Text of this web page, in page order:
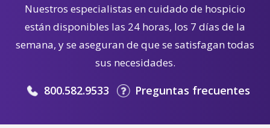
Nuestros especialistas en cuidado de hospicio
están disponibles las 24 horas, los 7 días de la
semana, y se aseguran de que se satisfagan todas
sus necesidades.
800.582.9533 Preguntas frecuentes